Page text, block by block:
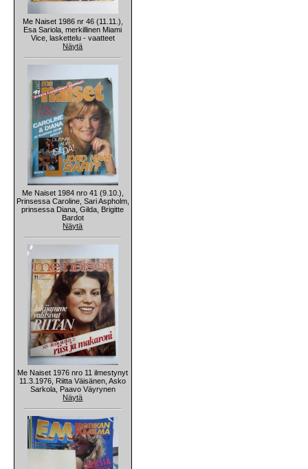
Me Naiset 1986 nr 46 (11.11.),
Esa Sariola, merkillinen Miami
Vice, laskettelu - vaatteet
Näytä
Me Naiset 1984 nro 41 (9.10.),
Prinsessa Caroline, Sari Aspholm,
prinsessa Diana, Gilda, Brigitte
Bardot
Näytä
Me Naiset 1976 nro 11 ilmestynyt
11.3.1976, Riitta Väisänen, Asko
Sarkola, Paavo Väyrynen
Näytä